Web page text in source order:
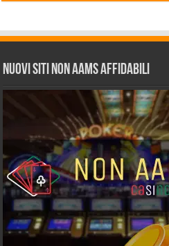
Nuovi siti non AAMS affidabili